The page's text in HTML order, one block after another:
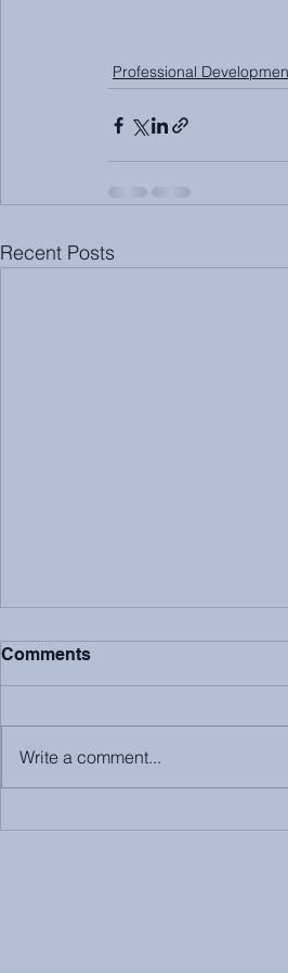
Professional
Recent Posts
Comments
Write a comment...